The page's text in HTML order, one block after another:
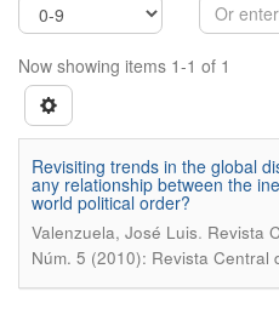
Now showing items 1-1 of 1
Revisiting trends in the global
any relationship between the
world political order?
Valenzuela, José Luis. Revista
Núm. 5 (2010): Revista Central